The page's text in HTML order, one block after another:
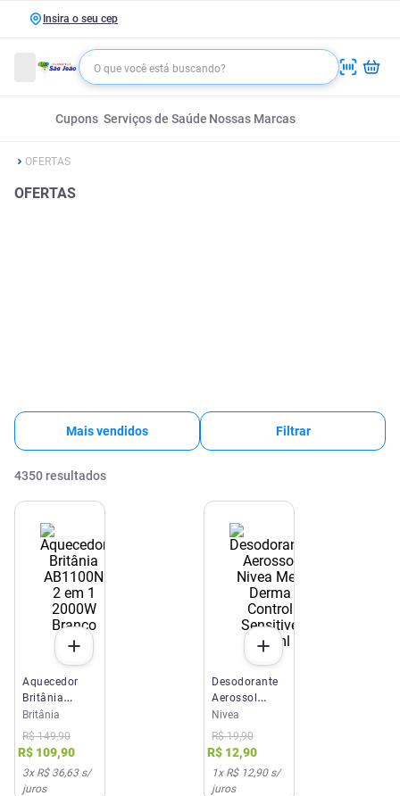
Insira o seu cep
Cupons Serviços de Saúde Nossas Marcas
OFERTAS
OFERTAS
Mais vendidos Filtrar
4350 resultados
Aquecedor
Britânia
AB1100N 2
em 1 2000W
Branco 220V
Britânia
R$ 149,90
R$ 109,90
3x R$ 36,63s/
juros
Desodorante
Aerossol
Nivea Men
Derma
Control
Sensitive
150ml
Nivea
R$ 19,90
R$ 12,90
1x R$ 12,90s/
juros